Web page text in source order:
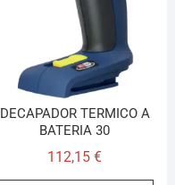
DECAPADOR TERMICO A
BATERIA 30
112,15€